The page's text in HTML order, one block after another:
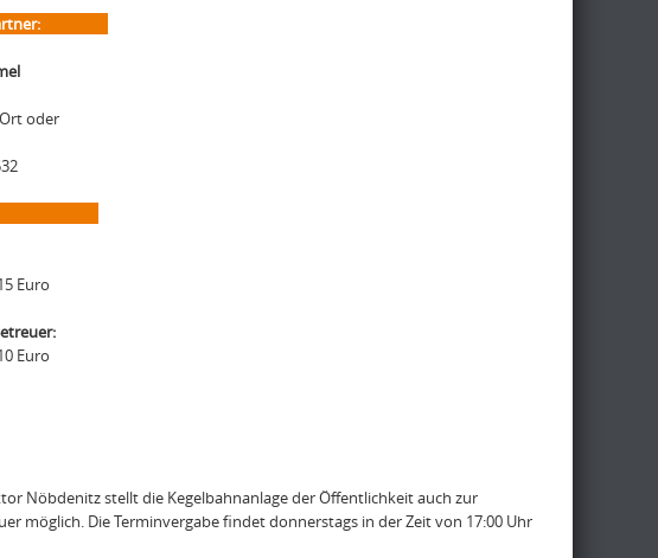
oder
Euro
Euro
Nöbdenitz stellt die Kegelbahnanlage der Öffentlichkeit auch zur
möglich. Die Terminvergabe findet donnerstags in der Zeit von 17:00 Uhr